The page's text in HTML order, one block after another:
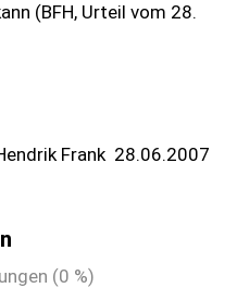
(BFH, Urteil vom 28.
Frank 28.06.2007
(0 %)